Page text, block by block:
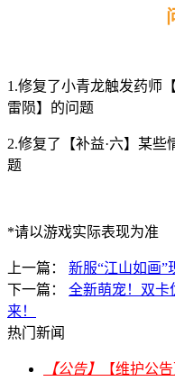
1.修复了小青龙触发药师
雷陨】的问题
2.修复了【补益·六】某
题
*请以游戏实际表现为准
上一篇：
新服“江山如画”
下一篇：
全新萌宠！双卡
来！
热门新闻
【公告】
【维护公